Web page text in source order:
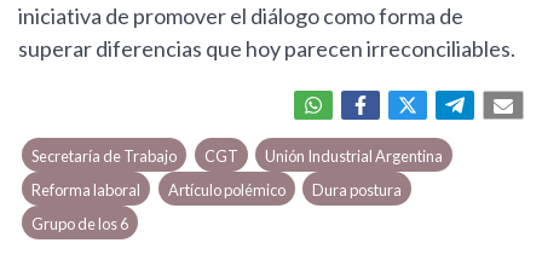
iniciativa de promover el diálogo como forma de
superar diferencias que hoy parecen irreconciliables.
Secretaría de Trabajo CGT
Unión Industrial Argentina
Reforma laboral
Artículo polémico
Dura postura
Grupo de los 6